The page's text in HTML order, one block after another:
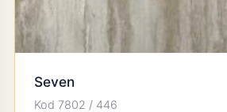
Seven
Kod 7802 / 446